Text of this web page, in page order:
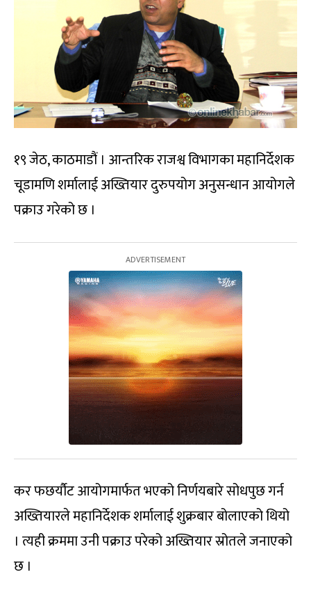
१९ जेठ, काठमाडौं । आन्तरिक राजश्व विभागका महानिर्देशक
चूडामणि शर्मालाई अख्तियार दुरुपयोग अनुसन्धान आयोगले
पक्राउ गरेको छ ।
कर फछर्यौट आयोगमार्फत भएको निर्णयबारे सोधपुछ गर्न
अख्तियारले महानिर्देशक शर्मालाई शुक्रबार बोलाएको थियो
। त्यही क्रममा उनी पक्राउ परेको अख्तियार स्रोतले जनाएको
छ ।